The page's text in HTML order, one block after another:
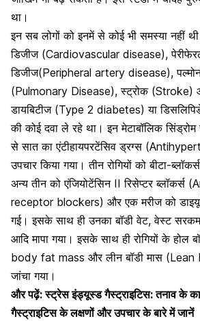
था।
इन सब लोगों को इनमें से कोई भी समस्या नहीं
डिजीज (Cardiovascular disease),
डिजीज(Peripheral artery disease),
(Pulmonary Disease), स्ट्रोक (Stroke)
डायबिटीज (Type 2 diabetes) या
की कोई दवा ले रहे था। इन मेटाबॉलिक सिंड्रोम
से सात का एंटीहायपरटेंसिव ड्रग्स
उपचार किया गया। तीन रोगियों को बीटा-
अन्य तीन कोएंजियोटेंसिन II रिसेप्टर ब्लॉकर्स
receptor blockers) और एक मरीज को
गई। इसके साथ ही उनका बॉडी वेट, वेस्ट
आदि मापा गया। इसके साथ ही रोगियों के होल
body fat mass और लीन बॉडी मास (Lean
जांचा गया।
और पढ़ें:स्ट्रेस इंड्यूस्ड गैस्ट्राइटिस: तनाव के
गैस्ट्राइटिस के लक्षणों और उपचार के बारे में जानें